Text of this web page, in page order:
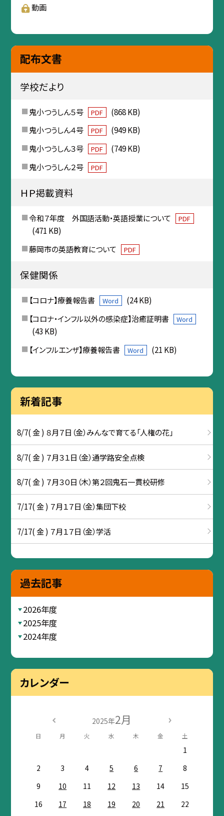
動画
配布文書
学校だより
鬼小つうしん５号 PDF
(868 KB)
鬼小つうしん４号
PDF
(949 KB)
鬼小つうしん３号
PDF
(749 KB)
鬼小つうしん２号
PDF
ＨＰ掲載資料
令和７年度 外国語活動・英語授業について PDF
(471 KB)
藤岡市の英語教育について
PDF
保健関係
【コロナ】療養報告書 Word
(24 KB)
【コロナ・インフル以外の感染症】治癒証明書
Word
(43 KB)
【インフルエンザ】療養報告書
Word (21 KB)
新着記事
8/7( 金 ) ８月７日（金）みんなで育てる「人権の花」
8/7( 金 ) ７月３１日（金）通学路安全点検
8/7( 金 ) ７月３０日（木）第２回鬼石一貫校研修
7/17( 金 ) ７月１７日（金）集団下校
7/17( 金 ) ７月１７日（金）学活
過去記事
2026年度
2025年度
2024年度
カレンダー
2025年2月
日 月 火 水 木 金 土
1
2
3 4 5 6 7
8
9
10 11 12 13 14
15
16
17 18 19 20 21
22